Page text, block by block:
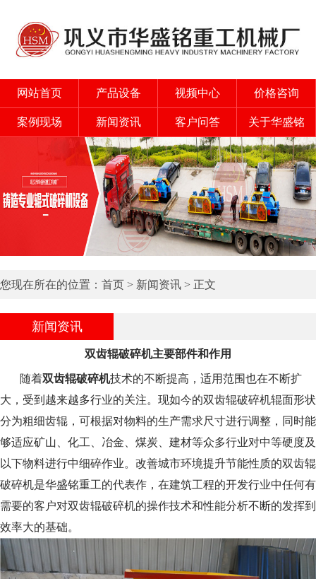
网站首页 产品设备 视频中心 价格咨询
案例现场 新闻资讯 客户问答 关于华盛铭
您现在所在的位置： 首页 > 新闻资讯 > 正文
新闻资讯
双齿辊破碎机主要部件和作用
随着双齿辊破碎机技术的不断提高，适用范围也在不断扩
大，受到越来越多行业的关注。现如今的双齿辊破碎机辊面形状
分为粗细齿辊，可根据对物料的生产需求尺寸进行调整，同时能
够适应矿山、化工、冶金、煤炭、建材等众多行业对中等硬度及
以下物料进行中细碎作业。改善城市环境提升节能性质的双齿辊
破碎机是华盛铭重工的代表作，在建筑工程的开发行业中任何有
需要的客户对双齿辊破碎机的操作技术和性能分析不断的发挥到
效率大的基础。